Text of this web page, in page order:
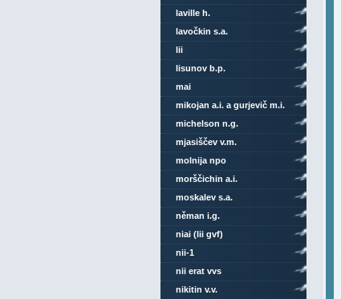
laville h.
lavočkin s.a.
lii
lisunov b.p.
mai
mikojan a.i. a gurjevič m.i.
michelson n.g.
mjasiščev v.m.
molnija npo
morščichin a.i.
moskalev s.a.
něman i.g.
niai (lii gvf)
nii-1
nii erat vvs
nikitin v.v.